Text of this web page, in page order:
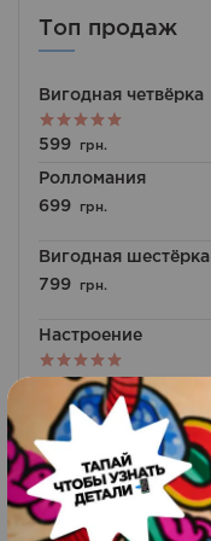
Топ продаж
Вигодная четвёрка
Оценка
599 грн.
Ролломания
699
грн.
Вигодная шестёрка
799
грн.
Настроение
Оценка
5.00из 5
499грн.
Гурман
709